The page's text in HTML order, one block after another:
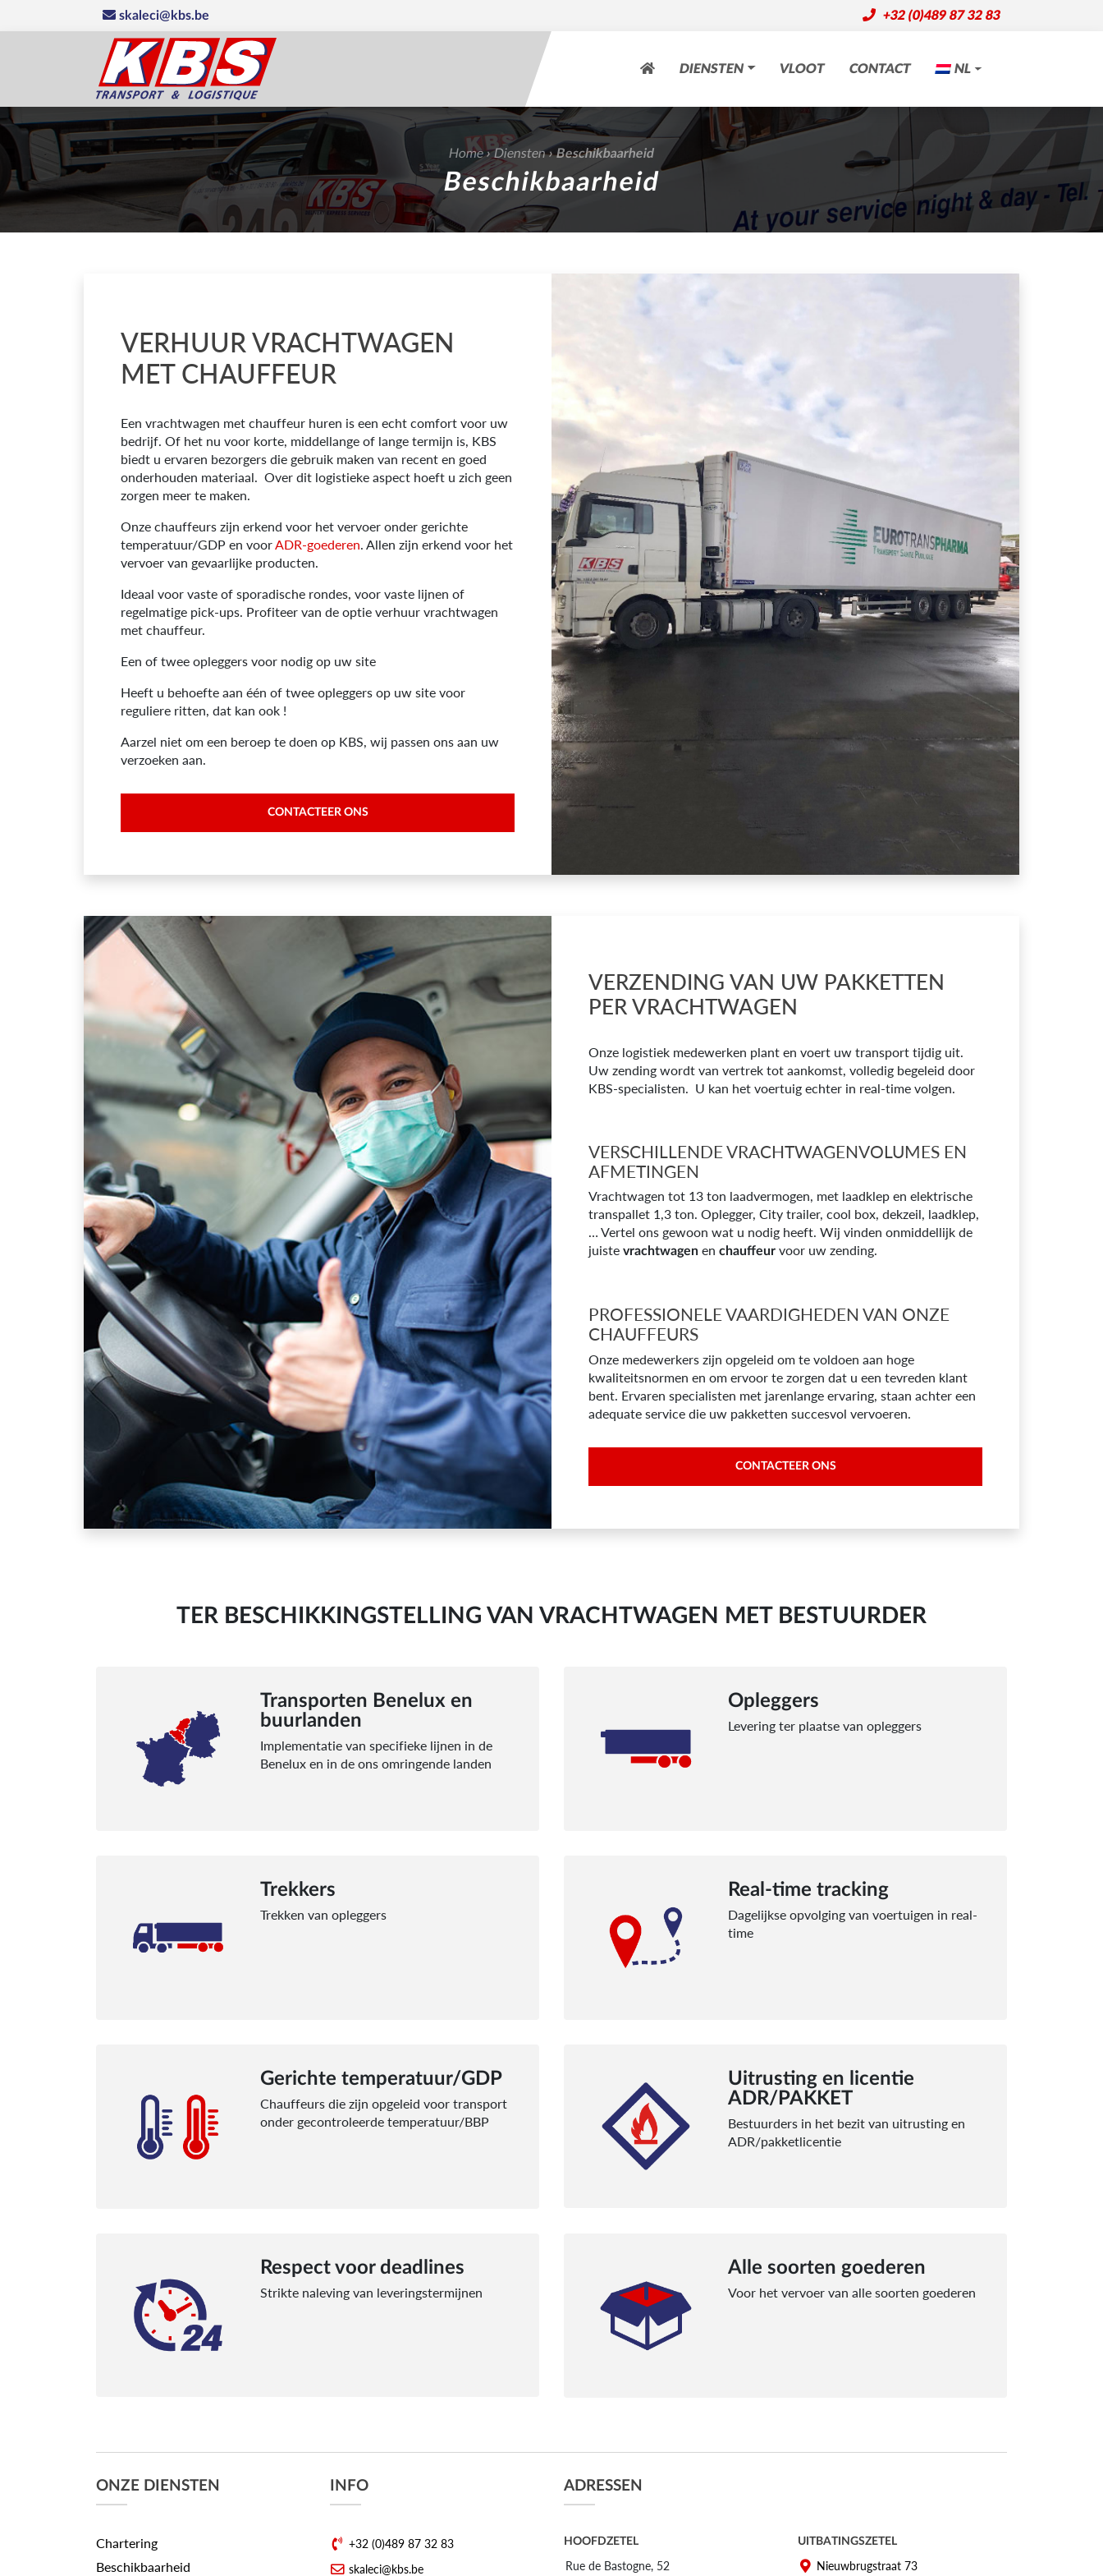
skaleci@kbs.be +32 (0)489 87 32 83
DIENSTEN VLOOT CONTACT NL
Home›Diensten›Beschikbaarheid
Beschikbaarheid
VERHUUR VRACHTWAGEN
MET CHAUFFEUR
Een vrachtwagen met chauffeur huren is een echt comfort voor uw
bedrijf. Of het nu voor korte, middellange of lange termijn is, KBS
biedt u ervaren bezorgers die gebruik maken van recent en goed
onderhouden materiaal. Over dit logistieke aspect hoeft u zich geen
zorgen meer te maken.
Onze chauffeurs zijn erkend voor het vervoer onder gerichte
temperatuur/GDP en voor ADR-goederen . Allen zijn erkend voor het
vervoer van gevaarlijke producten.
Ideaal voor vaste of sporadische rondes, voor vaste lijnen of
regelmatige pick-ups. Profiteer van de optie verhuur vrachtwagen
met chauffeur.
Een of twee opleggers voor nodig op uw site
Heeft u behoefte aan één of twee opleggers op uw site voor
reguliere ritten, dat kan ook !
Aarzel niet om een beroep te doen op KBS, wij passen ons aan uw
verzoeken aan.
CONTACTEER ONS
VERZENDING VAN UW PAKKETTEN
PER VRACHTWAGEN
Onze logistiek medewerken plant en voert uw transport tijdig uit.
Uw zending wordt van vertrek tot aankomst, volledig begeleid door
KBS-specialisten. U kan het voertuig echter in real-time volgen.
VERSCHILLENDE VRACHTWAGENVOLUMES EN
AFMETINGEN
Vrachtwagen tot 13 ton laadvermogen, met laadklep en elektrische
transpallet 1,3 ton. Oplegger, City trailer, cool box, dekzeil, laadklep,
… Vertel ons gewoon wat u nodig heeft. Wij vinden onmiddellijk de
juiste vrachtwagen en chauffeur voor uw zending.
PROFESSIONELE VAARDIGHEDEN VAN ONZE
CHAUFFEURS
Onze medewerkers zijn opgeleid om te voldoen aan hoge
kwaliteitsnormen en om ervoor te zorgen dat u een tevreden klant
bent. Ervaren specialisten met jarenlange ervaring, staan achter een
adequate service die uw pakketten succesvol vervoeren.
CONTACTEER ONS
TER BESCHIKKINGSTELLING VAN VRACHTWAGEN MET BESTUURDER
Transporten Benelux en
buurlanden
Implementatie van specifieke lijnen in de
Benelux en in de ons omringende landen
Opleggers
Levering ter plaatse van opleggers
Trekkers
Trekken van opleggers
Real-time tracking
Dagelijkse opvolging van voertuigen in real-
time
Gerichte temperatuur/GDP
Chauffeurs die zijn opgeleid voor transport
onder gecontroleerde temperatuur/BBP
Uitrusting en licentie
ADR/PAKKET
Bestuurders in het bezit van uitrusting en
ADR/pakketlicentie
Respect voor deadlines
Strikte naleving van leveringstermijnen
Alle soorten goederen
Voor het vervoer van alle soorten goederen
ONZE DIENSTEN
Chartering
Beschikbaarheid
INFO
+32 (0)489 87 32 83
skaleci@kbs.be
ADRESSEN
HOOFDZETEL
Rue de Bastogne, 52
UITBATINGSZETEL
Nieuwbrugstraat 73